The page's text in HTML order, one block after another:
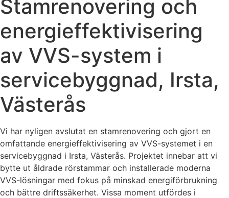
Stamrenovering och
energieffektivisering
av VVS-system i
servicebyggnad, Irsta,
Västerås
Vi har nyligen avslutat en stamrenovering och gjort en
omfattande energieffektivisering av VVS-systemet i en
servicebyggnad i Irsta, Västerås. Projektet innebar att vi
bytte ut åldrade rörstammar och installerade moderna
VVS-lösningar med fokus på minskad energiförbrukning
och bättre driftssäkerhet. Vissa moment utfördes i